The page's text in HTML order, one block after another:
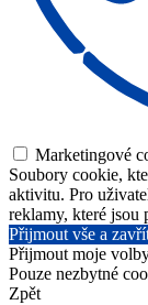
Marketingové
Soubory cookie,
aktivitu. Pro
reklamy, které jsou
Přijmout vše a
Přijmout moje
Pouze nezbytné
Zpět